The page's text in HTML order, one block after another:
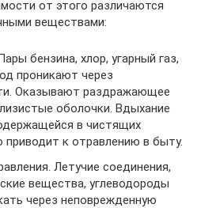
от этого различаются
веществами:
бензина, хлор, угарный газ,
проникают через
Оказывают раздражающее
оболочки. Вдыхание
в чистящих
приводит к отравлению в быту.
Летучие соединения,
вещества, углеводороды
через неповрежденную